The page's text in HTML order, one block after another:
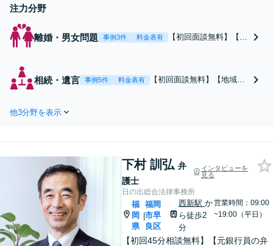
注力分野
離婚・男女問題 事例3件 料金表有
【初回面談無料】【法
抱えていませんか？離
婚や不貞のお悩みを円
り】【事前のご予約で
休日・夜間も対応】
相続・遺言 事例5件 料金表有
【初回面談無料】【地域密
ップ対応。遺言書の作成か
細やかな対応でお手伝いい
たします。【メール24時間
受付】
他3分野を表示
下村 訓弘 弁
護士
インタビューを
見る
日の出総合法律事務所
福
岡
県
|
福岡
市早
良区
西新駅 か
ら徒歩2
分
営業時間：09:00
~19:00（平日）
【初回45分相談無料】【元銀行員の弁